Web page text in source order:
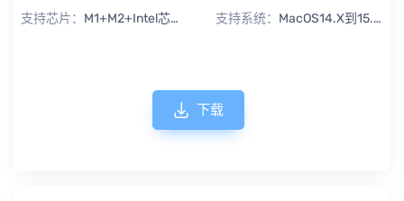
支持芯片： M1+M2+Intel芯片通用 支持系统： MacOS14.X到15.X Sequoia
下载